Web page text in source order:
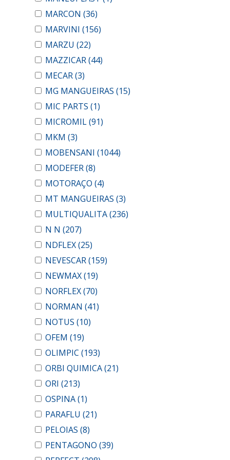
MARCON (36)
MARVINI (156)
MARZU (22)
MAZZICAR(44)
MECAR(3)
MG MANGUEIRAS (15)
MIC PARTS (1)
MICROMIL(91)
MKM (3)
MOBENSANI (1044)
MODEFER(8)
MOTORAÇO (4)
MT MANGUEIRAS (3)
MULTIQUALITA(236)
N N (207)
NDFLEX(25)
NEVESCAR(159)
NEWMAX(19)
NORFLEX(70)
NORMAN (41)
NOTUS (10)
OFEM (19)
OLIMPIC (193)
ORBI QUIMICA(21)
ORI (213)
OSPINA(1)
PARAFLU (21)
PELOIAS (8)
PENTAGONO (39)